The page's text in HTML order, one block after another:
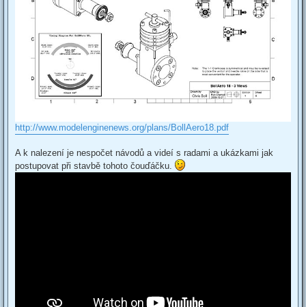
http://www.modelenginenews.org/plans/BollAero18.pdf
A k nalezení je nespočet návodů a videí s radami a ukázkami jak
postupovat při stavbě tohoto čouďáčku.